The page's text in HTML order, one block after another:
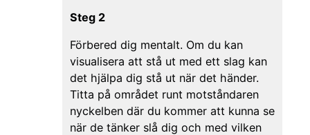
Steg 2
Förbered dig mentalt. Om du kan
visualisera att stå ut med ett slag kan
det hjälpa dig stå ut när det händer.
Titta på området runt motståndaren
nyckelben där du kommer att kunna se
när de tänker slå dig och med vilken